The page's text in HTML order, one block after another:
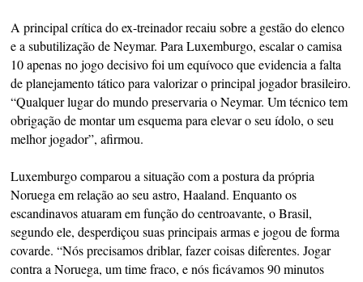
A principal crítica do ex-treinador recaiu sobre a gestão do elenco
e a subutilização de Neymar. Para Luxemburgo, escalar o camisa
10 apenas no jogo decisivo foi um equívoco que evidencia a falta
de planejamento tático para valorizar o principal jogador brasileiro.
“Qualquer lugar do mundo preservaria o Neymar. Um técnico tem
obrigação de montar um esquema para elevar o seu ídolo, o seu
melhor jogador”, afirmou.
Luxemburgo comparou a situação com a postura da própria
Noruega em relação ao seu astro, Haaland. Enquanto os
escandinavos atuaram em função do centroavante, o Brasil,
segundo ele, desperdiçou suas principais armas e jogou de forma
covarde. “Nós precisamos driblar, fazer coisas diferentes. Jogar
contra a Noruega, um time fraco, e nós ficávamos 90 minutos